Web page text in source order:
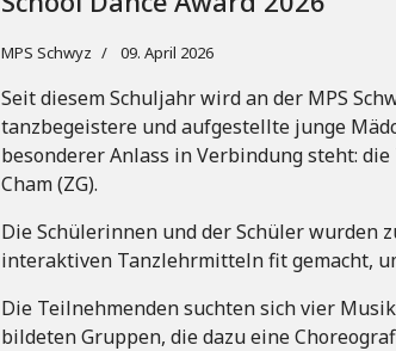
MPS Schwyz 09. April 2026
Seit diesem Schuljahr wird an der MPS
tanzbegeistere und aufgestellte junge
besonderer Anlass in Verbindung steht:
Cham (ZG).
Die Schülerinnen und der Schüler wurden
interaktiven Tanzlehrmitteln fit gemacht,
Die Teilnehmenden suchten sich vier
bildeten Gruppen, die dazu eine